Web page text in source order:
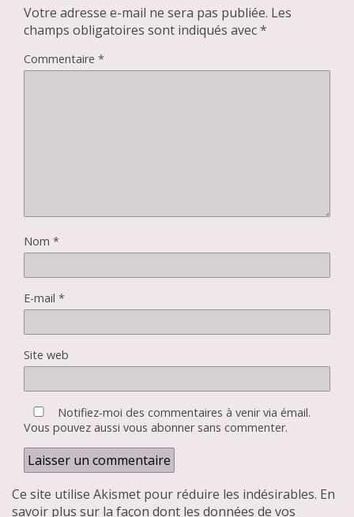
Votre adresse e-mail ne sera pas publiée. Les
champs obligatoires sont indiqués avec*
Commentaire *
Nom *
E-mail *
Site web
Notifiez-moi des commentaires à venir via émail.
Vous pouvez aussi vous abonnersans commenter.
Ce site utilise Akismet pour réduire les indésirables. En
savoir plus sur la façon dont les données de vos